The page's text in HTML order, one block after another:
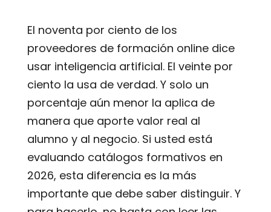
El noventa por ciento de los
proveedores de formación online dice
usar inteligencia artificial. El veinte por
ciento la usa de verdad. Y solo un
porcentaje aún menor la aplica de
manera que aporte valor real al
alumno y al negocio. Si usted está
evaluando catálogos formativos en
2026, esta diferencia es la más
importante que debe saber distinguir. Y